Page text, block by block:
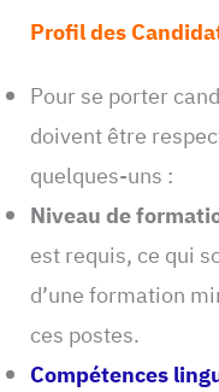
Profil des
Pour se porter
doivent être
quelques-uns :
Niveau de
est requis, ce qui
d’une formation
ces postes.
Compétences